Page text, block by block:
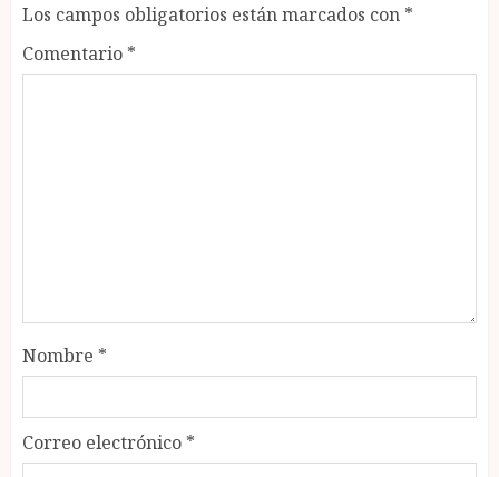
Los campos obligatorios están marcados con *
Comentario *
Nombre *
Correo electrónico *